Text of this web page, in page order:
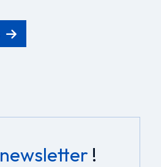
newsletter !